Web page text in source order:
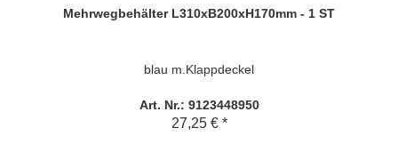
Mehrwegbehälter L310xB200xH170mm - 1 ST
blau m.Klappdeckel
Art. Nr.: 9123448950
27,25 € *